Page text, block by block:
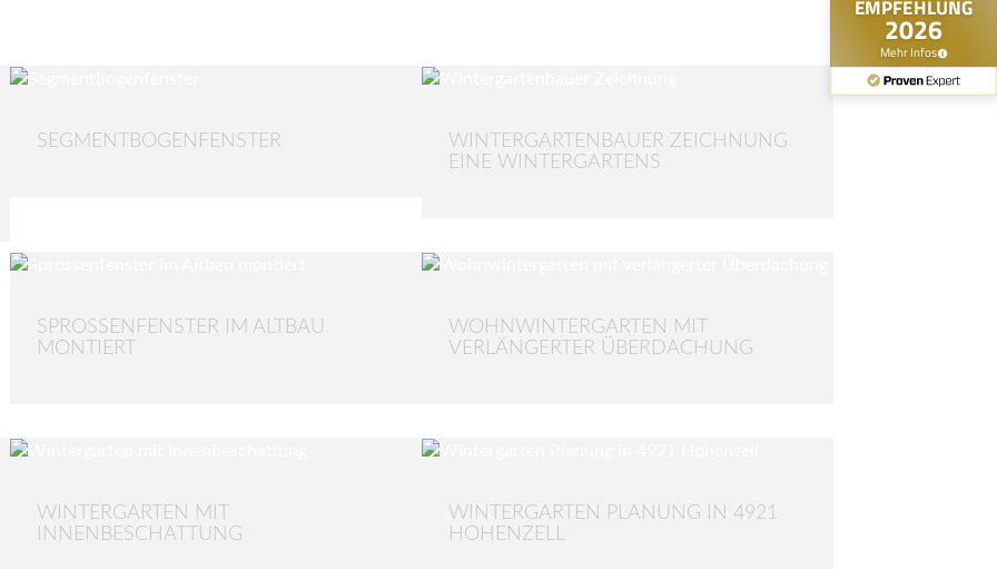
SEGMENTBOGENFENSTER
WINTERGARTENBAUER ZEICHNUNG
EINE WINTERGARTENS
SPROSSENFENSTER IM ALTBAU
MONTIERT
WOHNWINTERGARTEN MIT
VERLÄNGERTER ÜBERDACHUNG
WINTERGARTEN MIT
INNENBESCHATTUNG
WINTERGARTEN PLANUNG IN 4921
HOHENZELL